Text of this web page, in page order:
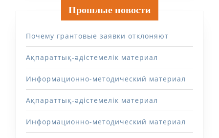
Прошлые новости
Почему грантовые заявки отклоняют
Ақпараттық-әдістемелік материал
Информационно-методический материал
Ақпараттық-әдістемелік материал
Информационно-методический материал